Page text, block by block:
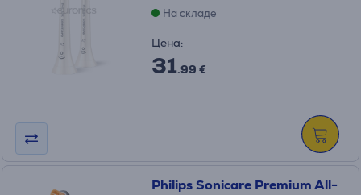
На складе
Цена:
31.99 €
Philips Sonicare Premium All-